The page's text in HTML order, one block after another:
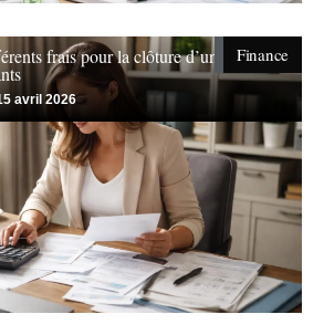
Finance
frais pour la clôture d’un PEL :
avril 2026